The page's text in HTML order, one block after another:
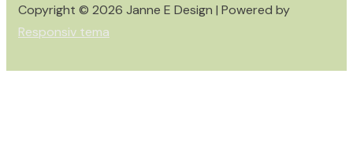
Copyright © 2026 Janne E Design | Powered by
Responsiv tema